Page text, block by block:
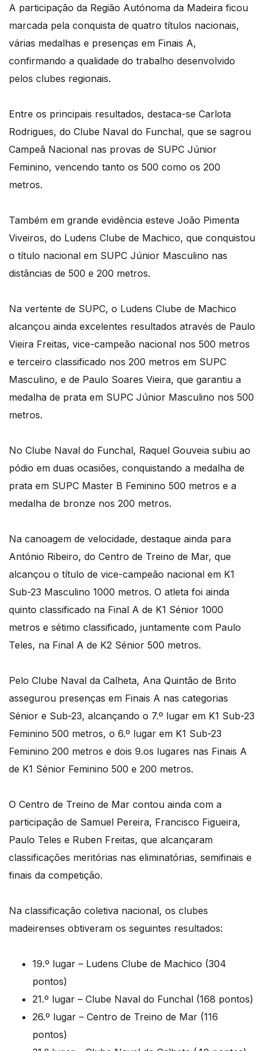
A participação da Região Autónoma da Madeira ficou
marcada pela conquista de quatro títulos nacionais,
várias medalhas e presenças em Finais A,
confirmando a qualidade do trabalho desenvolvido
pelos clubes regionais.
Entre os principais resultados, destaca-se Carlota
Rodrigues, do Clube Naval do Funchal, que se sagrou
Campeã Nacional nas provas de SUPC Júnior
Feminino, vencendo tanto os 500 como os 200
metros.
Também em grande evidência esteve João Pimenta
Viveiros, do Ludens Clube de Machico, que conquistou
o título nacional em SUPC Júnior Masculino nas
distâncias de 500 e 200 metros.
Na vertente de SUPC, o Ludens Clube de Machico
alcançou ainda excelentes resultados através de Paulo
Vieira Freitas, vice-campeão nacional nos 500 metros
e terceiro classificado nos 200 metros em SUPC
Masculino, e de Paulo Soares Vieira, que garantiu a
medalha de prata em SUPC Júnior Masculino nos 500
metros.
No Clube Naval do Funchal, Raquel Gouveia subiu ao
pódio em duas ocasiões, conquistando a medalha de
prata em SUPC Master B Feminino 500 metros e a
medalha de bronze nos 200 metros.
Na canoagem de velocidade, destaque ainda para
António Ribeiro, do Centro de Treino de Mar, que
alcançou o título de vice-campeão nacional em K1
Sub-23 Masculino 1000 metros. O atleta foi ainda
quinto classificado na Final A de K1 Sénior 1000
metros e sétimo classificado, juntamente com Paulo
Teles, na Final A de K2 Sénior 500 metros.
Pelo Clube Naval da Calheta, Ana Quintão de Brito
assegurou presenças em Finais A nas categorias
Sénior e Sub-23, alcançando o 7.º lugar em K1 Sub-23
Feminino 500 metros, o 6.º lugar em K1 Sub-23
Feminino 200 metros e dois 9.os lugares nas Finais A
de K1 Sénior Feminino 500 e 200 metros.
O Centro de Treino de Mar contou ainda com a
participação de Samuel Pereira, Francisco Figueira,
Paulo Teles e Ruben Freitas, que alcançaram
classificações meritórias nas eliminatórias, semifinais e
finais da competição.
Na classificação coletiva nacional, os clubes
madeirenses obtiveram os seguintes resultados:
19.º lugar – Ludens Clube de Machico (304
pontos)
21.º lugar – Clube Naval do Funchal (168 pontos)
26.º lugar – Centro de Treino de Mar (116
pontos)